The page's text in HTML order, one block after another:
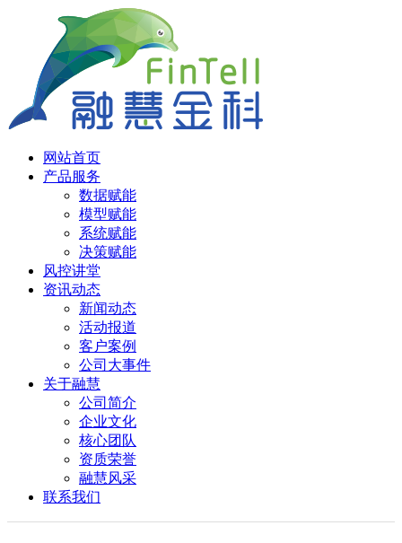
网站首页
产品服务
数据赋能
模型赋能
系统赋能
决策赋能
风控讲堂
资讯动态
新闻动态
活动报道
客户案例
公司大事件
关于融慧
公司简介
企业文化
核心团队
资质荣誉
融慧风采
联系我们